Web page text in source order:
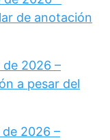
de anotación
de 2026 –
a pesar del
de 2026 –